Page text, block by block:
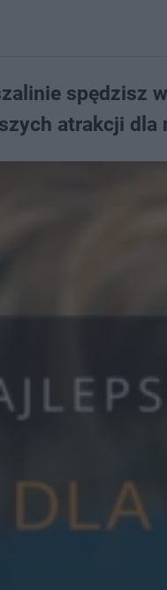
spędzisz
atrakcji dla